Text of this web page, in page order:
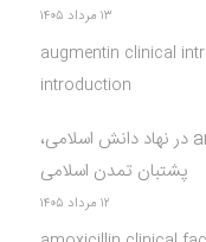
۱۳ مرداد ۱۴۰۵
augmentin clinical
introduction
درنهاد دانش اسلامی،
پشتبان تمدن اسلامی
۱۲ مرداد ۱۴۰۵